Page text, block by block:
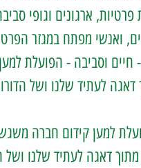
ארגונים וגופי
ואנשי מפתח במגזר
חיים וסביבה - הפועלת
דאגה לעתיד שלנו ושל
למען קידום חברה
דאגה לעתיד שלנו ושל